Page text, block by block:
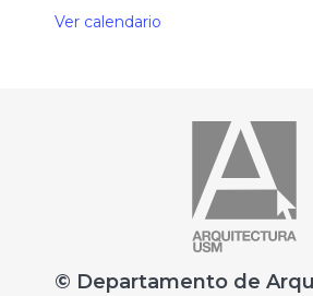
Ver calendario
© Departamento de